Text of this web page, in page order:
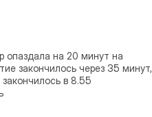
опаздала на 20 минут на
закончилось через 35 минут,
в 8.55